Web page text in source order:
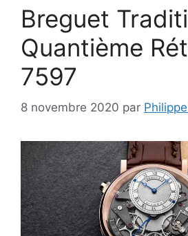
Breguet
Quantième
7597
8 novembre 2020 par